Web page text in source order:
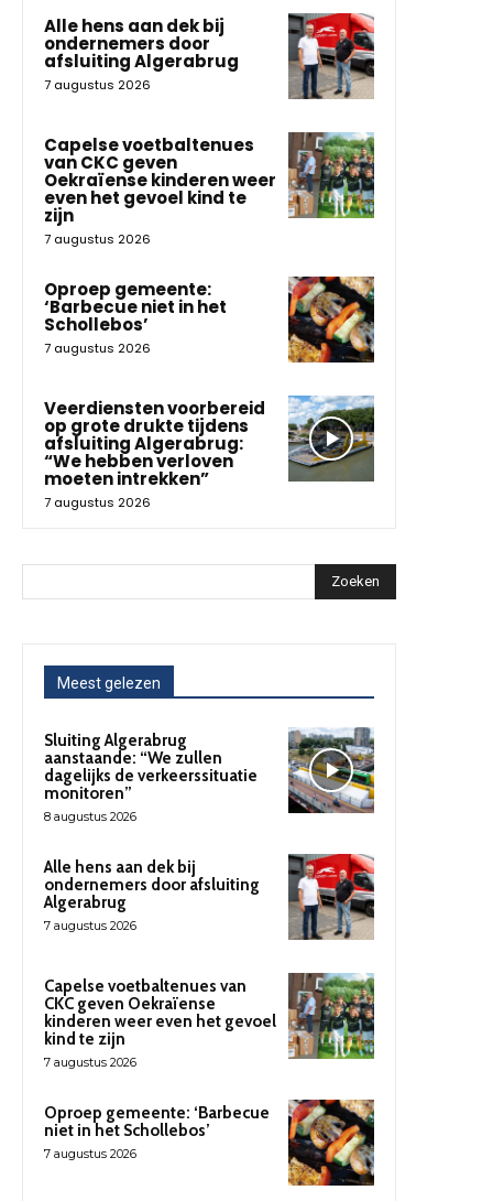
Alle hens aan dek bij
ondernemers door
afsluiting Algerabrug
7 augustus 2026
Capelse voetbaltenues
van CKC geven
Oekraïense kinderen weer
even het gevoel kind te
zijn
7 augustus 2026
Oproep gemeente:
‘Barbecue niet in het
Schollebos’
7 augustus 2026
Veerdiensten voorbereid
op grote drukte tijdens
afsluiting Algerabrug:
“We hebben verloven
moeten intrekken”
7 augustus 2026
Zoeken
Meest gelezen
Sluiting Algerabrug
aanstaande: “We zullen
dagelijks de verkeerssituatie
monitoren”
8 augustus 2026
Alle hens aan dek bij
ondernemers door afsluiting
Algerabrug
7 augustus 2026
Capelse voetbaltenues van
CKC geven Oekraïense
kinderen weer even het gevoel
kind te zijn
7 augustus 2026
Oproep gemeente: ‘Barbecue
niet in het Schollebos’
7 augustus 2026